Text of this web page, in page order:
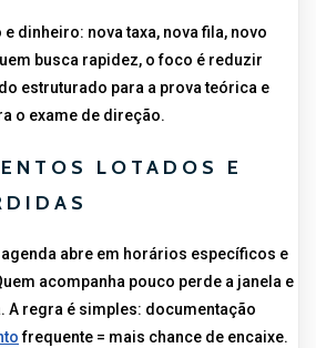
dinheiro: nova taxa, nova fila, novo
busca rapidez, o foco é reduzir
estruturado para a prova teórica e
o exame de direção.
LOTADOS E
abre em horários específicos e
acompanha pouco perde a janela e
A regra é simples: documentação
frequente = mais chance de encaixe.